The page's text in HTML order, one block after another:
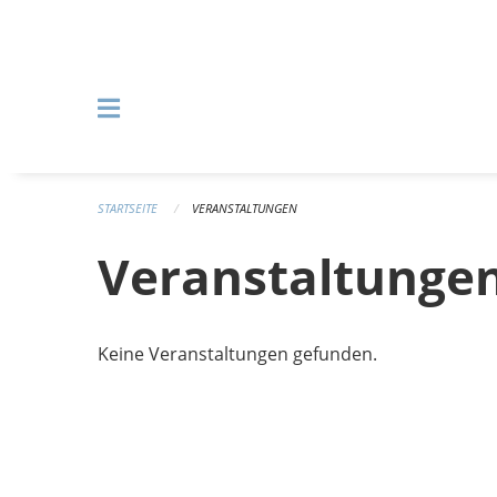
STARTSEITE VERANSTALTUNGEN
Keine Veranstaltungen gefunden.